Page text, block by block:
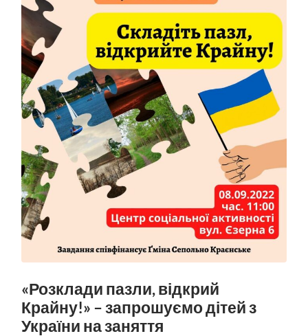
«Розклади пазли, відкрий
Крайну!» – запрошуємо дітей з
України на заняття